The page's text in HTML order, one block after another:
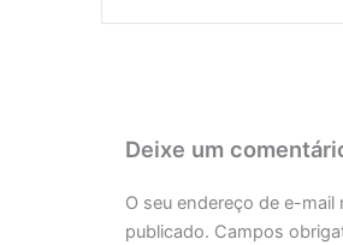
Deixe um
O seu endereço de e-mail
publicado. Campos